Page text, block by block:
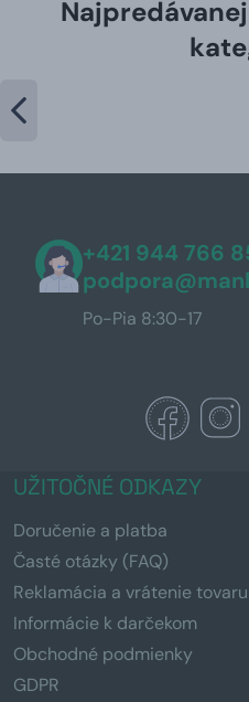
+421 944 766
Po-Pia 8:30-17
UŽITOČNÉ ODKAZY
Doručenie a platba
Časté otázky (FAQ)
Reklamácia a vrátenie tovaru
Informácie k darčekom
Obchodné podmienky
GDPR